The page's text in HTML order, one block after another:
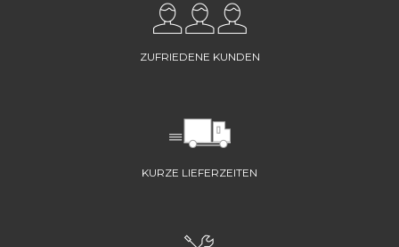
ZUFRIEDENE KUNDEN
KURZE LIEFERZEITEN